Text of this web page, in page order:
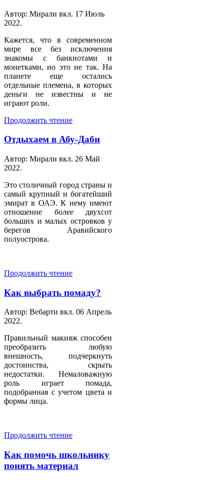
Автор: Мирали вкл. 17 Июль
2022.
Кажется, что в современном
мире все без исключения
знакомы с банкнотами и
монетками, но это не так. На
планете еще остались
отдельные племена, в которых
деньги не известны и не
играют роли.
Продолжить чтение
Отдыхаем в Абу-Даби
Автор: Мирали вкл. 26 Май
2022.
Это столичный город страны и
самый крупный и богатейший
эмират в ОАЭ. К нему имеют
отношение более двухсот
больших и малых островков у
берегов Аравийского
полуострова.
Продолжить чтение
Как выбрать помаду?
Автор: Вебарти вкл. 06 Апрель
2022.
Правильный макияж способен
преобразить любую
внешность, подчеркнуть
достоинства, скрыть
недостатки. Немаловажную
роль играет помада,
подобранная с учетом цвета и
формы лица.
Продолжить чтение
Как помочь школьнику
понять материал